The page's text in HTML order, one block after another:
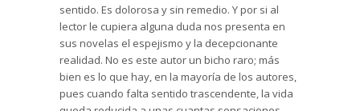
sentido. Es dolorosa y sin remedio. Y por si al
lector le cupiera alguna duda nos presenta en
sus novelas el espejismo y la decepcionante
realidad. No es este autor un bicho raro; más
bien es lo que hay, en la mayoría de los autores,
pues cuando falta sentido trascendente, la vida